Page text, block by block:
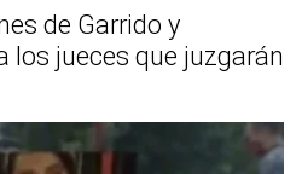
de Garrido y
los jueces que juzgarán